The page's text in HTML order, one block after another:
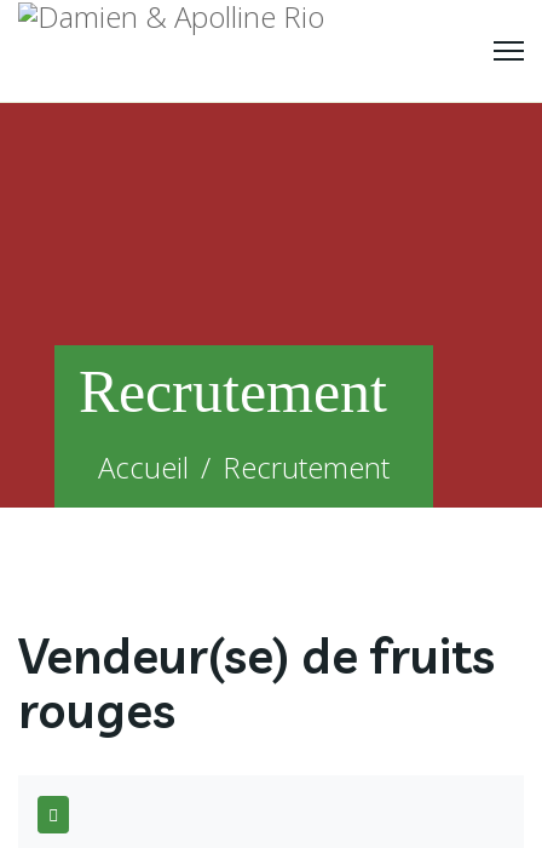
Recrutement
Accueil Recrutement
Vendeur(se) de fruits
rouges